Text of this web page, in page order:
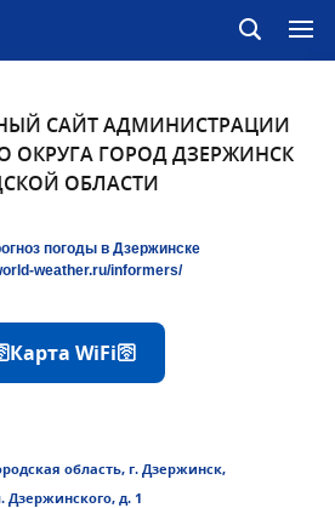
САЙТ АДМИНИСТРАЦИИ
ОКРУГА ГОРОД ДЗЕРЖИНСК
ОБЛАСТИ
погоды в Дзержинске
weather.ru/informers/
WiFi🛜
область, г. Дзержинск,
Дзержинского, д. 1